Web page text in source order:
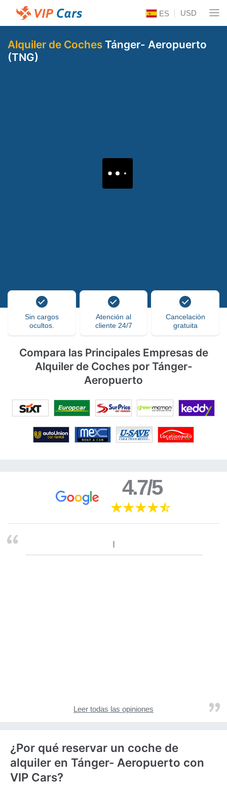
ES USD
Alquiler de Coches Tánger- Aeropuerto
(TNG)
Sin cargos
ocultos.
Atención al
cliente 24/7
Cancelación
gratuita
Compara las Principales Empresas de
Alquiler de Coches por Tánger-
Aeropuerto
4.7/5
Leer todas las opiniones
¿Por qué reservar un coche de
alquiler en Tánger- Aeropuerto con
VIP Cars?